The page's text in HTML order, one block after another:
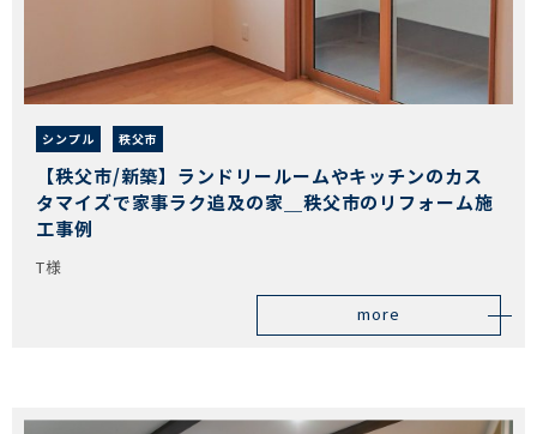
シンプル 秩父市
【秩父市/新築】ランドリールームやキッチンのカス
タマイズで家事ラク追及の家＿秩父市のリフォーム施
工事例
T様
more